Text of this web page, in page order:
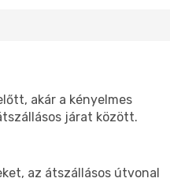
akár a kényelmes
járat között.
az átszállásos útvonal